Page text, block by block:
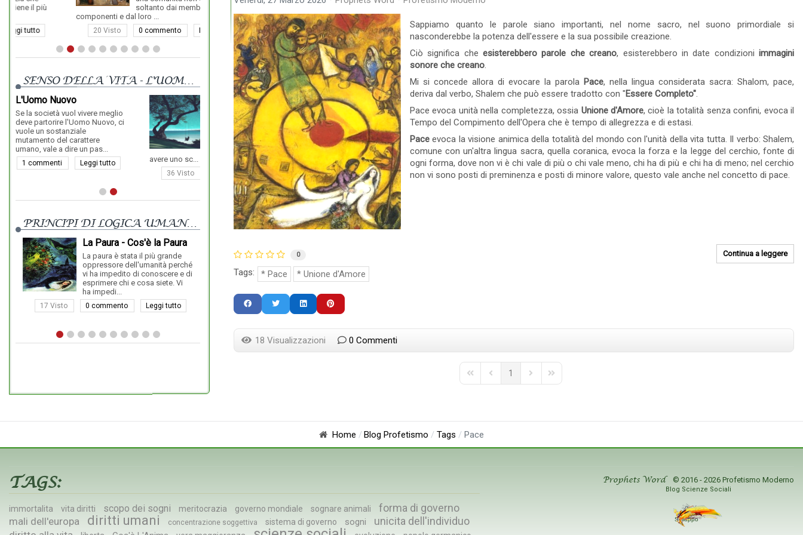
Sappiamo quanto le parole siano importanti, nel nome sacro, nel suono primordiale si
nasconderebbe la potenza dell'essere e la sua possibile creazione.
Ciò significa cheesisterebbero parole che creano, esisterebbero in date condizioniimmagini
sonore che creano.
Mi si concede allora di evocare la parola Pace, nella lingua considerata sacra: Shalom, pace,
deriva dal verbo, Shalem che può essere tradotto con "Essere Completo".
Pace evoca unità nella completezza, ossia Unione d'Amore, cioè la totalità senza confini, evoca il
Tempo del Compimento dell'Opera che è tempo di allegrezza e di estasi.
Pace evoca la visione animica della totalità del mondo con l'unità della vita tutta. Il verbo: Shalem,
comune con un'altra lingua sacra, quella coranica, evoca la forza e la legge del cerchio, fonte di
ogni forma, dove non vi è chi vale di più o chi vale meno, chi ha di più e chi ha di meno; nel cerchio
non vi sono posti di preminenza e posti di minore valore, questo vale anche nel concetto di pace.
Continua a leggere
0
Tags: Pace Unione d'Amore
18 Visualizzazioni 0 Commenti
First PagePrevious Page
1
Next PageLast Page
soltanto dai membri o
componenti e dal loro ...
0 commento Leggi tutto
19 Visto 0 commento Leggi tutto 0 commento Leggi tutto 0 commento Leggi tutto
SENSO DELLA VITA - L'UOMO NUOVO
meglio
ci
Qual è lo Scopo della
Vita?
La vita non ha altro scopo che
se stessa, perché la vita è un
altro nome per indicare Dio.
Ogni altra cosa, nel mondo, può
avere uno sc...
Leggi tutto
PRINCIPI DI LOGICA UMANISTICA
La Paura - Cos'è la Paura
La paura è stata il più grande
oppressore dell'umanità perché
vi ha impedito di conoscere e di
esprimere chi e cosa siete. Vi
ha impedi...
0 commento Leggi tutto
Dove e Cosa si è
Realmente
L'uomo non è cosciente, anche
se si illude di esserlo, ed è
proprio questa illusione a
proteggere la sua incoscienza. L'uomo è
ignorant...
0 commento Leggi tutto
L'Uomo Moderno è Libero
Home Blog Profetismo Tags Pace
TAGS:
immortalita vita diritti scopo dei sogni meritocrazia governo mondiale sognare animali forma di governo
mali dell'europa diritti umani concentrazione soggettiva sistema di governo sogni unicita dell'individuo
Prophets Word © 2016 - 2026 Profetismo Moderno
Blog Scienze Sociali
Sviluppo